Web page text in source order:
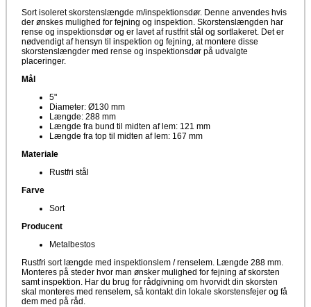
Sort isoleret skorstenslængde m/inspektionsdør. Denne anvendes hvis
der ønskes mulighed for fejning og inspektion. Skorstenslængden har
rense og inspektionsdør og er lavet af rustfrit stål og sortlakeret. Det er
nødvendigt af hensyn til inspektion og fejning, at montere disse
skorstenslængder med rense og inspektionsdør på udvalgte
placeringer.
Mål
5"
Diameter: Ø130 mm
Længde: 288 mm
Længde fra bund til midten af lem: 121 mm
Længde fra top til midten af lem: 167 mm
Materiale
Rustfri stål
Farve
Sort
Producent
Metalbestos
Rustfri sort længde med inspektionslem / renselem. Længde 288 mm.
Monteres på steder hvor man ønsker mulighed for fejning af skorsten
samt inspektion. Har du brug for rådgivning om hvorvidt din skorsten
skal monteres med renselem, så kontakt din lokale skorstensfejer og få
dem med på råd.